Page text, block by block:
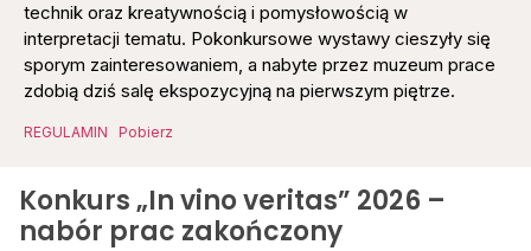
technik oraz kreatywnością i pomysłowością w
interpretacji tematu. Pokonkursowe wystawy cieszyły się
sporym zainteresowaniem, a nabyte przez muzeum prace
zdobią dziś salę ekspozycyjną na pierwszym piętrze.
REGULAMIN Pobierz
Konkurs „In vino veritas” 2026 –
nabór prac zakończony